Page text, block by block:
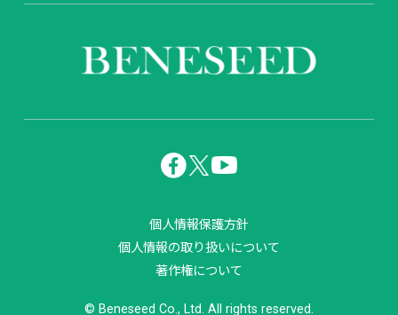
個人情報保護方針
個人情報の取り扱いについて
著作権について
© Beneseed Co., Ltd. All rights reserved.